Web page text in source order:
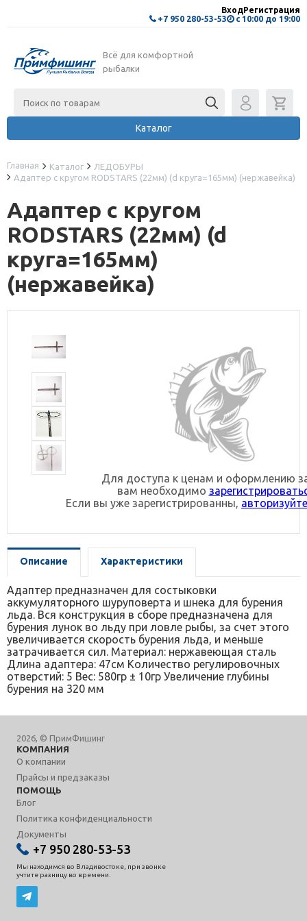
+7 950 280-53-53 с 10:00 до 19:00
ВходРегистрация
Всё для комфортной
рыбалки
Каталог
Главная Каталог
ЛЕДОБУРЫ
Адаптер с кругом RODSTARS (22мм) (d круга=165мм) (нержавейка)
Адаптер с кругом
RODSTARS (22мм) (d
круга=165мм)
(нержавейка)
Для доступа к ценам и оформлению
вам необходимо
Если вы уже зарегистрированны,
Описание Характеристики
Адаптер предназначен для состыковки
аккумуляторного шуруповерта и шнека для бурения
льда. Вся конструкция в сборе предназначена для
бурения лунок во льду при ловле рыбы, за счет этого
увеличивается скорость бурения льда, и меньше
затрачивается сил. Материал: нержавеющая сталь
Длина адаптера: 47см Количество регулировочных
отверстий: 5 Вес: 580гр ± 10гр Увеличение глубины
бурения на 320 мм
2026, © ПримФишинг
КОМПАНИЯ
О компании
Прайсы и предзаказы
ПОМОЩЬ
Блог
Политика конфиденциальности
Документы
+7 950 280-53-53
Мы находимся во Владивостоке, при звонке
учтите разницу во времени.